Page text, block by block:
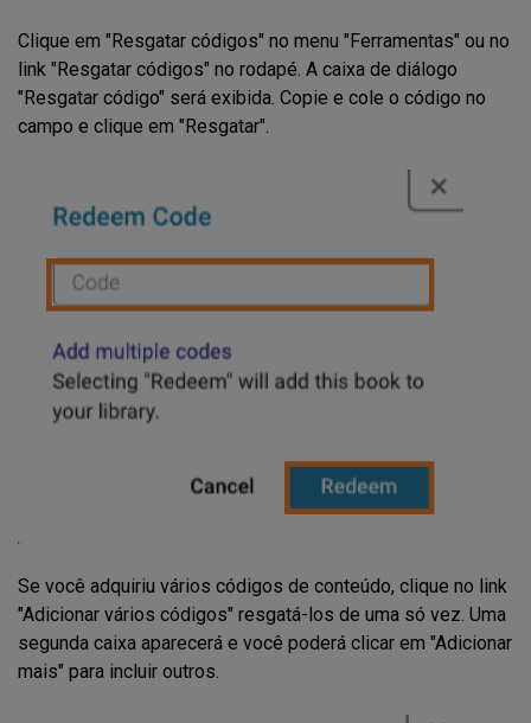
Clique em "Resgatar códigos" no menu "Ferramentas" ou no
link "Resgatar códigos" no rodapé. A caixa de diálogo
"Resgatar código" será exibida. Copie e cole o código no
campo e clique em "Resgatar".
Se você adquiriu vários códigos de conteúdo, clique no link
"Adicionar vários códigos" resgatá-los de uma só vez. Uma
segunda caixa aparecerá e você poderá clicar em "Adicionar
mais" para incluir outros.